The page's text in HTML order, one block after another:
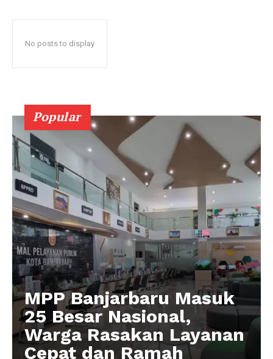
No posts to display
Popular
MPP Banjarbaru Masuk
25 Besar Nasional,
Warga Rasakan Layanan
Cepat dan Ramah